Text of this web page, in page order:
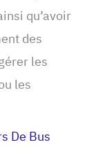
qu’avoir
des
les
les
De Bus